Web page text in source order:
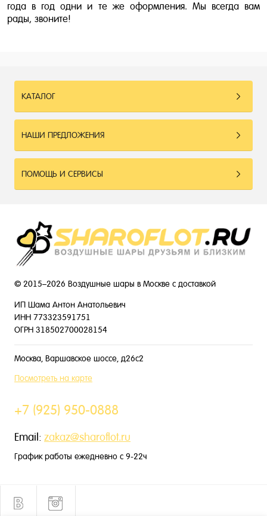
года в год одни и те же оформления. Мы всегда вам
рады, звоните!
КАТАЛОГ
НАШИ ПРЕДЛОЖЕНИЯ
ПОМОЩЬ И СЕРВИСЫ
© 2015–2026 Воздушные шары в Москве с доставкой
ИП Шама Антон Анатольевич
ИНН 773323591751
ОГРН 318502700028154
Москва, Варшавское шоссе, д26с2
Посмотреть на карте
+7 (925) 950-0888
Email: zakaz@sharoflot.ru
График работы ежедневно с 9-22ч